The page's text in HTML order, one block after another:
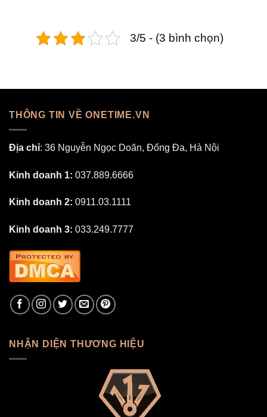
3/5 - (3 bình chọn)
THÔNG TIN VỀ ONETIME.VN
Địa chỉ: 36 Nguyễn Ngọc Doãn, Đống Đa, Hà Nội
Kinh doanh 1: 037.889.6666
Kinh doanh 2: 0911.03.1111
Kinh doanh 3: 033.249.7777
NHẬN DIỆN THƯƠNG HIỆU